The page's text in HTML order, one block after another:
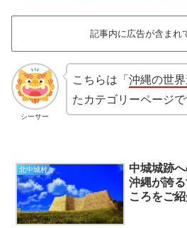
記事内に広告が含まれ
シーサー
こちらは「沖縄の世
たカテゴリーページで
北中城村
中城城跡
沖縄が誇
ころをご